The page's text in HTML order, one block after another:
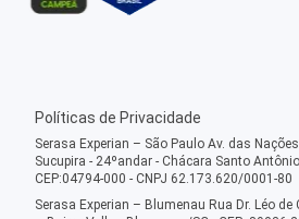
Políticas de Privacidade
Serasa Experian – São Paulo Av. das
Sucupira - 24ºandar - Chácara Santo
CEP:04794-000 - CNPJ 62.173.620/0001-80
Serasa Experian – Blumenau Rua Dr. Léo